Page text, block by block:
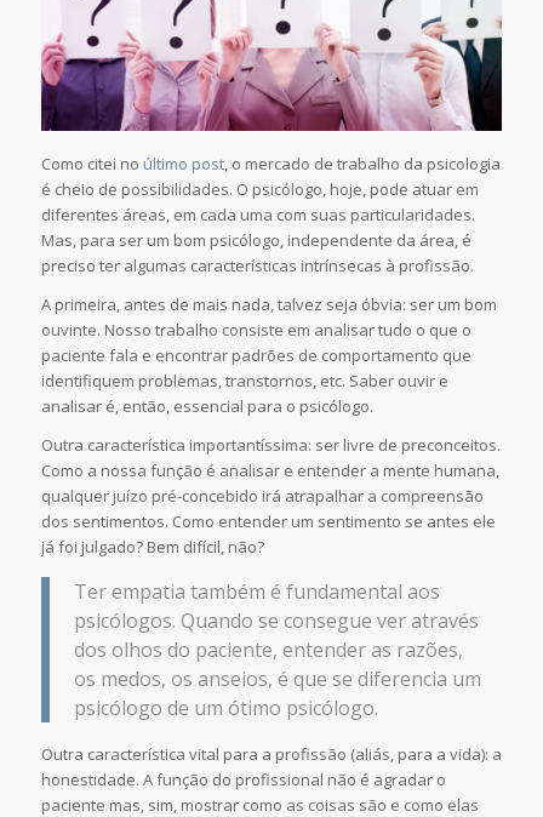
Como citei no último post, o mercado de trabalho da psicologia
é cheio de possibilidades. O psicólogo, hoje, pode atuar em
diferentes áreas, em cada uma com suas particularidades.
Mas, para ser um bom psicólogo, independente da área, é
preciso ter algumas características intrínsecas à profissão.
A primeira, antes de mais nada, talvez seja óbvia: ser um bom
ouvinte. Nosso trabalho consiste em analisar tudo o que o
paciente fala e encontrar padrões de comportamento que
identifiquem problemas, transtornos, etc. Saber ouvir e
analisar é, então, essencial para o psicólogo.
Outra característica importantíssima: ser livre de preconceitos.
Como a nossa função é analisar e entender a mente humana,
qualquer juízo pré-concebido irá atrapalhar a compreensão
dos sentimentos. Como entender um sentimento se antes ele
já foi julgado? Bem difícil, não?
Ter empatia também é fundamental aos
psicólogos. Quando se consegue ver através
dos olhos do paciente, entender as razões,
os medos, os anseios, é que se diferencia um
psicólogo de um ótimo psicólogo.
Outra característica vital para a profissão (aliás, para a vida): a
honestidade. A função do profissional não é agradar o
paciente mas, sim, mostrar como as coisas são e como elas